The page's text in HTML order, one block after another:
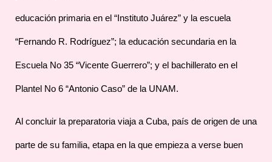
educación primaria en el “Instituto Juárez” y la escuela
“Fernando R. Rodríguez”; la educación secundaria en la
Escuela No 35 “Vicente Guerrero”; y el bachillerato en el
Plantel No 6 “Antonio Caso” de la UNAM.
Al concluir la preparatoria viaja a Cuba, país de origen de una
parte de su familia, etapa en la que empieza a verse buen